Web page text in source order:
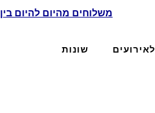
משלוחים מהיום להיום בין 8:00-21:00
לאירועים שונות